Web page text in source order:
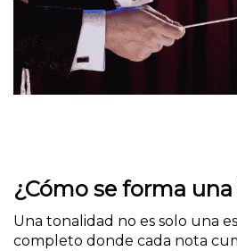
¿Cómo se forma
Una tonalidad no es solo una
completo donde cada nota